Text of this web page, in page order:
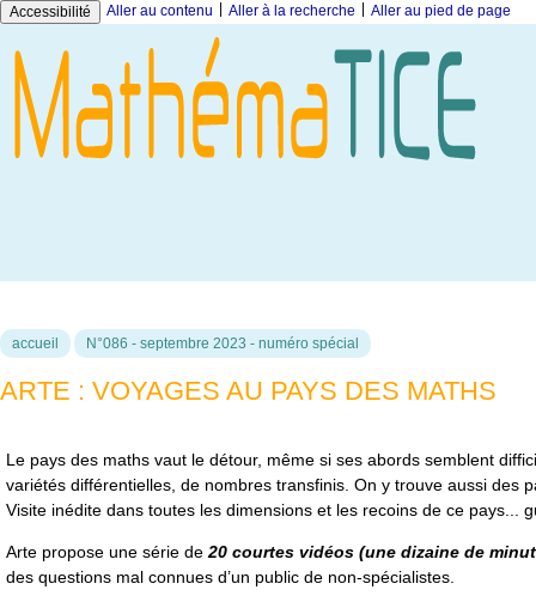
Accessibilité Aller au contenu Aller à la recherche Aller au pied de page
accueil N°086 - septembre 2023 - numéro spécial
ARTE : VOYAGES AU PAYS DES MATHS
Le pays des maths vaut le détour, même si ses abords semblent
variétés différentielles, de nombres transfinis. On y trouve aussi des
Visite inédite dans toutes les dimensions et les recoins de ce pays...
Arte propose une série de 20 courtes vidéos (une dizaine de
des questions mal connues d’un public de non-spécialistes.